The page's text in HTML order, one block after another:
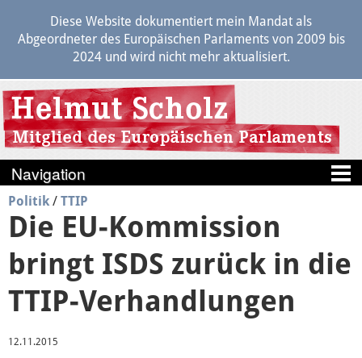
Diese Website dokumentiert mein Mandat als
Abgeordneter des Europäischen Parlaments von 2009 bis
2024 und wird nicht mehr aktualisiert.
Blog
Politik
Politik / TTIP
Die EU-Kommission
bringt ISDS zurück in die
TTIP-Verhandlungen
12.11.2015